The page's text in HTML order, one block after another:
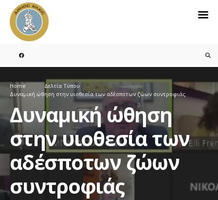
Skip
Home
Δελτία Τύπου
Δυναμική ώθηση στην υιοθεσία των αδέσποτων ζώων συντροφιάς
Δυναμική ώθηση
στην υιοθεσία των
αδέσποτων ζώων
συντροφιάς
Search
for: